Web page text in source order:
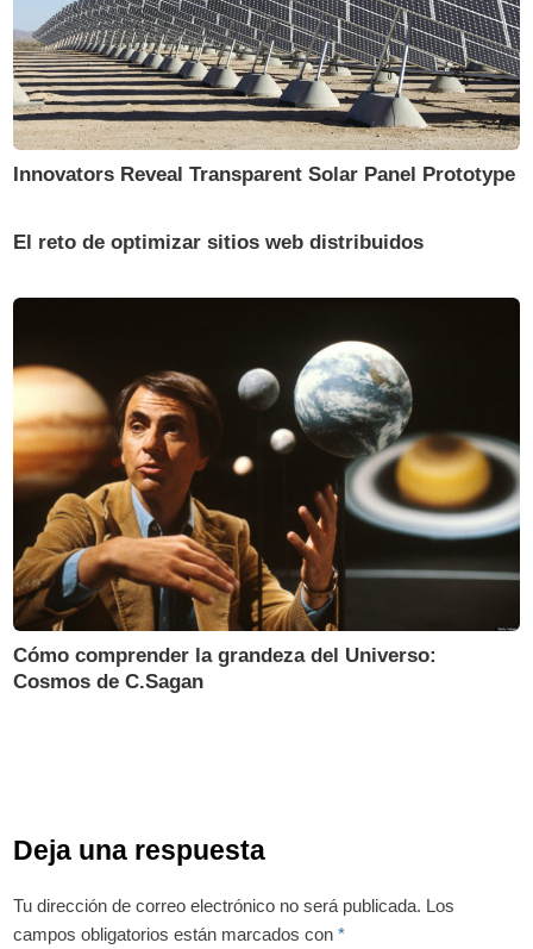
Innovators Reveal Transparent Solar Panel Prototype
El reto de optimizar sitios web distribuidos
Cómo comprender la grandeza del Universo:
Cosmos de C.Sagan
Deja una respuesta
Tu dirección de correo electrónico no será publicada. Los
campos obligatorios están marcados con*